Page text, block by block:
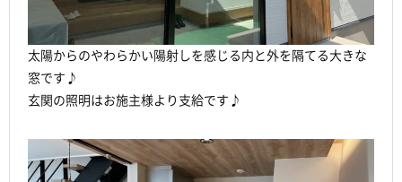
太陽からのやわらかい陽射しを感じる内と外を隔てる大きな
窓です♪
玄関の照明はお施主様より支給です♪